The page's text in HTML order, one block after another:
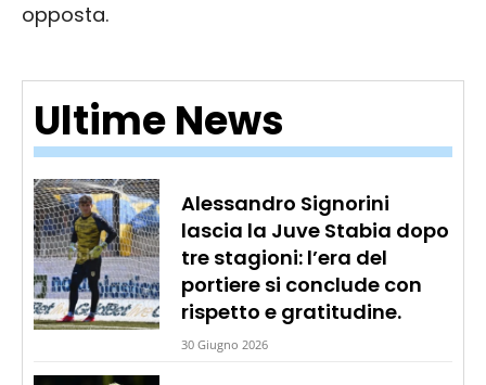
Ultime News
Alessandro Signorini
lascia la Juve Stabia dopo
tre stagioni: l’era del
portiere si conclude con
rispetto e gratitudine.
30 Giugno 2026
opposta.